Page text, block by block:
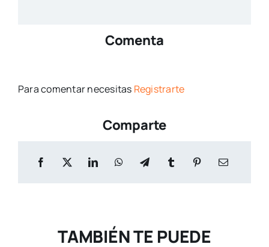
Comenta
Para comentar necesitas Registrarte
Comparte
TAMBIÉN TE PUEDE